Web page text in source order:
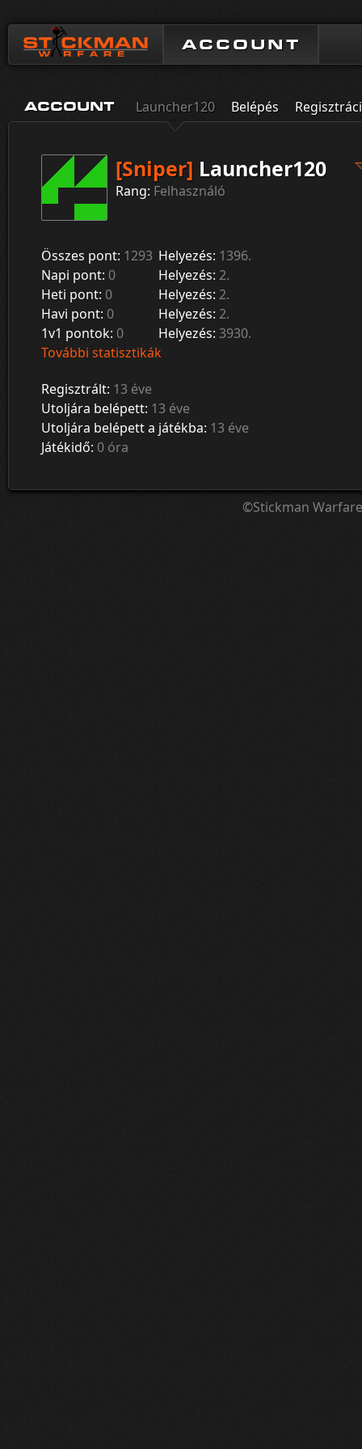
ACCOUNT
ACCOUNT Launcher120 Belépés
[Sniper] Launcher120
Rang: Felhasználó
Összes pont: 1293 Helyezés: 1396.
Napi pont: 0 Helyezés: 2.
Heti pont: 0 Helyezés: 2.
Havi pont: 0 Helyezés: 2.
1v1 pontok: 0 Helyezés: 3930.
További statisztikák
Regisztrált: 13 éve
Utoljára belépett: 13 éve
Utoljára belépett a játékba: 13 éve
Játékidő: 0 óra
©Stickman Warfare